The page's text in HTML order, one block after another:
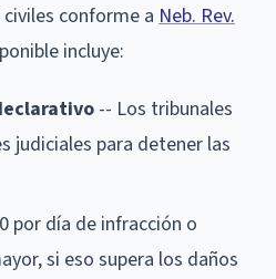
conforme a Neb. Rev.
incluye:
-- Los tribunales
judiciales para detener las
por día de infracción o
si eso supera los daños